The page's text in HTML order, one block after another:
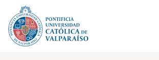
Click acá para ir directamente al contenido